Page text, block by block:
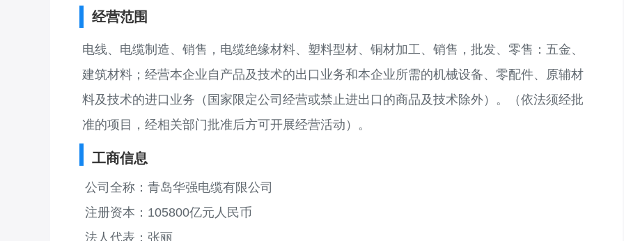
经营范围
电线、电缆制造、销售，电缆绝缘材料、塑料型材、铜材加工、销售，批发、零售：五金、
建筑材料；经营本企业自产品及技术的出口业务和本企业所需的机械设备、零配件、原辅材
料及技术的进口业务（国家限定公司经营或禁止进出口的商品及技术除外）。（依法须经批
准的项目，经相关部门批准后方可开展经营活动）。
工商信息
公司全称：青岛华强电缆有限公司
注册资本：105800亿元人民币
法人代表：张丽